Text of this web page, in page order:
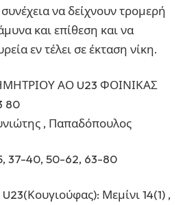
να δείχνουν τρομερή
και επίθεση και να
εν τέλει σε έκταση νίκη.
ΑΟ U23 ΦΟΙΝΙΚΑΣ
80
, Παπαδόπουλος
37-40, 50-62, 63-80
Μεμίνι 14(1) ,